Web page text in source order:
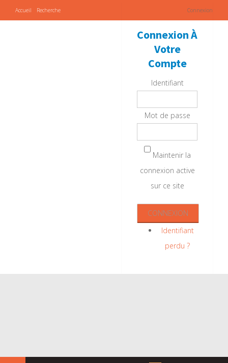
Accueil Recherche Connexion
Connexion À
Votre
Compte
Identifiant
Mot de passe
Maintenir la
connexion active
sur ce site
Identifiant
perdu ?